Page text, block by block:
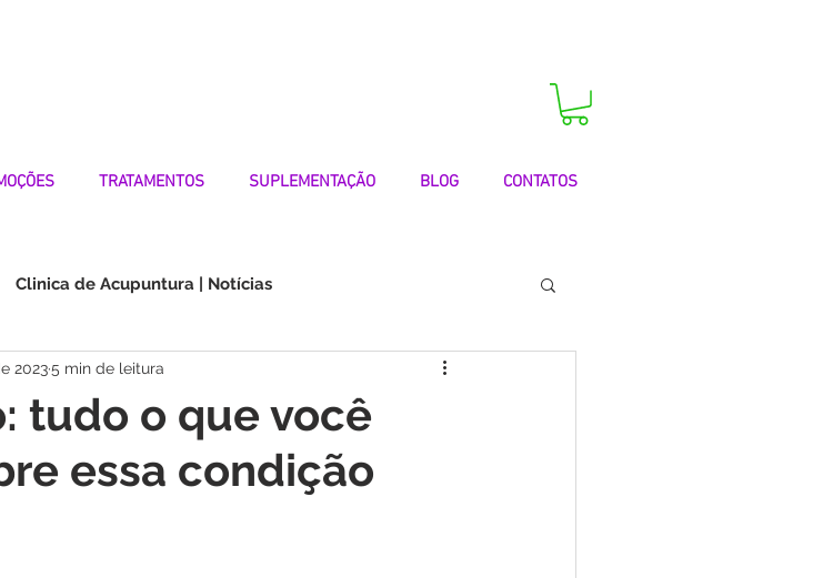
TRATAMENTOS SUPLEMENTAÇÃO BLOG CONTATOS
Clinica de Acupuntura | Notícias
Doenças Autoimunes | Testemunhos
| Testemunhos
tudo o que você
essa condição
20235 min de leitura